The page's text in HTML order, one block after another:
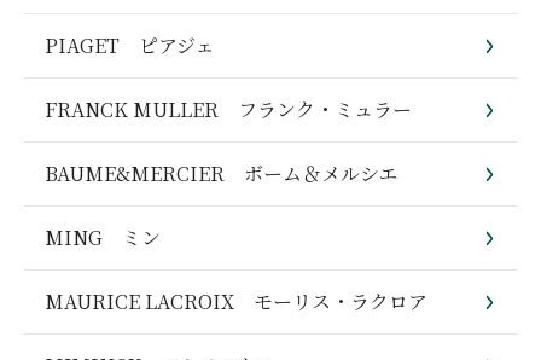
PIAGET ピアジェ
FRANCK MULLER フランク・ミュラー
BAUME&MERCIER ボーム＆メルシエ
MING ミン
MAURICE LACROIX モーリス・ラクロア